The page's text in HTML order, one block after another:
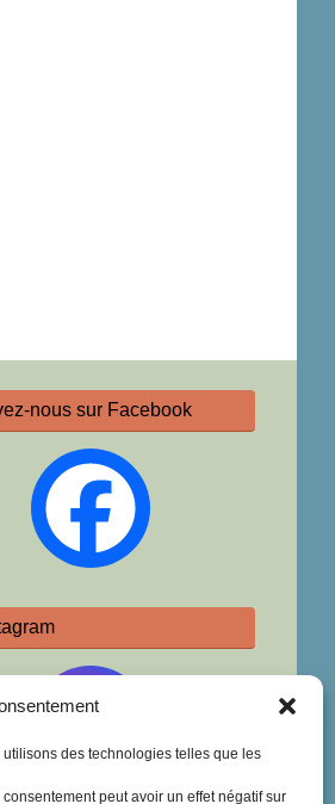
des technologies telles que les
peut avoir un effet négatif sur
nous sur Facebook